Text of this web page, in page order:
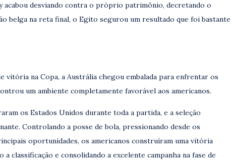
acabou desviando contra o próprio patrimônio, decretando o
belga na reta final, o Egito segurou um resultado que foi bastante
vitória na Copa, a Austrália chegou embalada para enfrentar os
um ambiente completamente favorável aos americanos.
os Estados Unidos durante toda a partida, e a seleção
Controlando a posse de bola, pressionando desde os
oportunidades, os americanos construíram uma vitória
classificação e consolidando a excelente campanha na fase de